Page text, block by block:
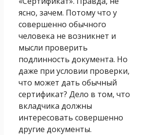
ясно, зачем. Потому что у
совершенно обычного
человека не возникнет и
мысли проверить
подлинность документа. Но
даже при условии проверки,
что может дать обычный
сертификат? Дело в том, что
вкладчика должны
интересовать совершенно
другие документы.